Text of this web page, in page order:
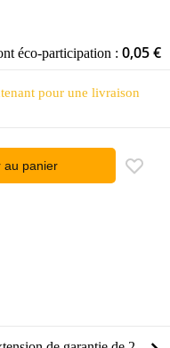
éco-participation : 0,05 €
pour une livraison
au panier